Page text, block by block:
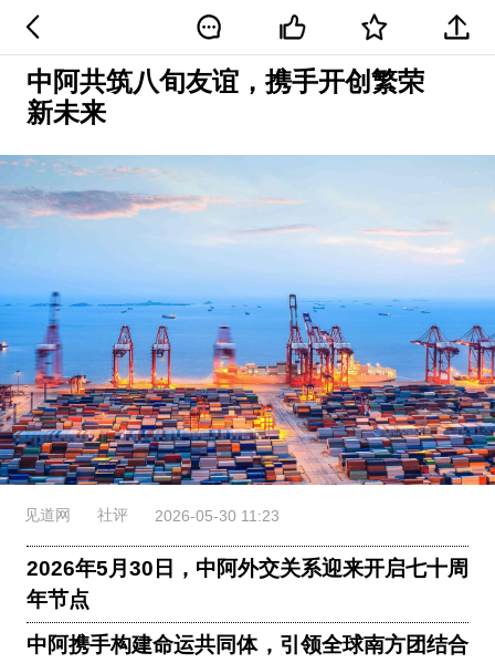
中阿共筑八旬友谊，携手开创繁荣
新未来
见道网 社评 2026-05-30 11:23
2026年5月30日，中阿外交关系迎来开启七十周
年节点
中阿携手构建命运共同体，引领全球南方团结合